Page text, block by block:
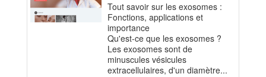
Tout savoir sur les exosomes :
Fonctions, applications et
importance
Qu'est-ce que les exosomes ?
Les exosomes sont de
minuscules vésicules
extracellulaires, d'un diamètre...